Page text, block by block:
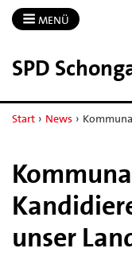
MENÜ
SPD
Start › News ›
unser